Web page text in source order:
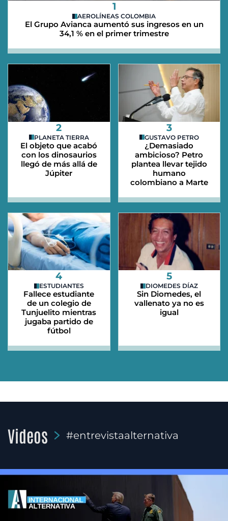
1
AEROLÍNEAS COLOMBIA
El Grupo Avianca aumentó sus ingresos en un
34,1 % en el primer trimestre
2
PLANETA TIERRA
El objeto que acabó
con los dinosaurios
llegó de más allá de
Júpiter
3
GUSTAVO PETRO
¿Demasiado
ambicioso? Petro
plantea llevar tejido
humano
colombiano a Marte
4
ESTUDIANTES
Fallece estudiante
de un colegio de
Tunjuelito mientras
jugaba partido de
fútbol
5
DIOMEDES DÍAZ
Sin Diomedes, el
vallenato ya no es
igual
Videos #entrevistaalternativa